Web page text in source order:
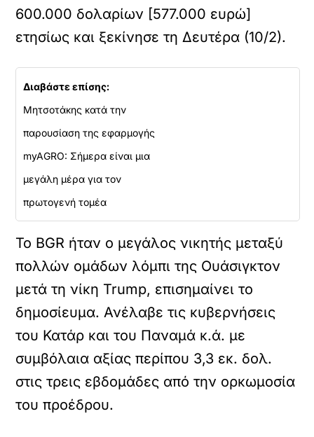
600.000 δολαρίων [577.000 ευρώ]
ετησίως και ξεκίνησε τη Δευτέρα (10/2).
Διαβάστε επίσης:
Μητσοτάκης κατά την
παρουσίαση της εφαρμογής
myAGRO: Σήμερα είναι μια
μεγάλη μέρα για τον
πρωτογενή τομέα
Το BGR ήταν ο μεγάλος νικητής μεταξύ
πολλών ομάδων λόμπι της Ουάσιγκτον
μετά τη νίκη Trump, επισημαίνει το
δημοσίευμα. Ανέλαβε τις κυβερνήσεις
του Κατάρ και του Παναμά κ.ά. με
συμβόλαια αξίας περίπου 3,3 εκ. δολ.
στις τρεις εβδομάδες από την ορκωμοσία
του προέδρου.